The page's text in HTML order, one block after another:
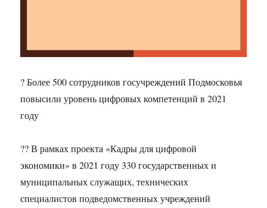
? Более 500 сотрудников госучреждений Подмосковья
повысили уровень цифровых компетенций в 2021
году
?‍? В рамках проекта «Кадры для цифровой
экономики» в 2021 году 330 государственных и
муниципальных служащих, технических
специалистов подведомственных учреждений